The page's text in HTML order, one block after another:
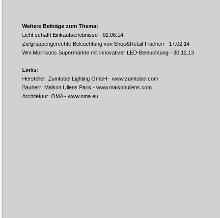
Weitere Beiträge zum Thema:
Licht schafft Einkaufserlebnisse - 02.06.14
Zielgruppengerechte Beleuchtung von Shop&Retail-Flächen - 17.02.14
Wm Morrisons Supermärkte mit innovativer LED-Beleuchtung - 30.12.13
Links:
Hersteller: Zumtobel Lighting GmbH - www.zumtobel.com
Bauherr: Maison Ullens Paris - www.maisonullens.com
Architektur: OMA - www.oma.eu